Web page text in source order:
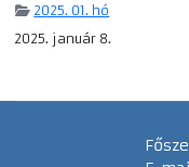
2025. 01. hó
2025. január 8.